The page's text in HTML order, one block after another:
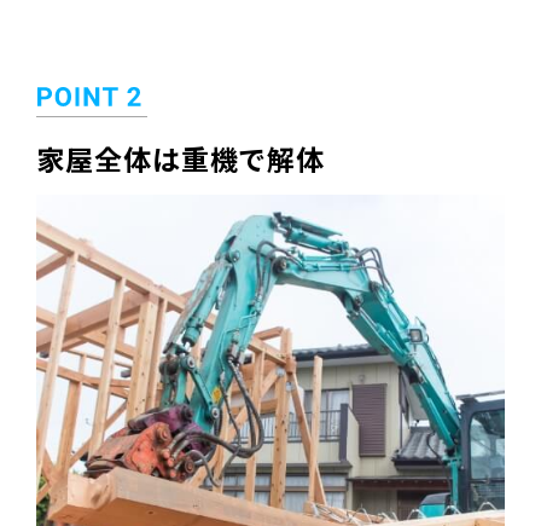
家屋全体は重機で解体
鉄骨造解体工法の一例
鉄骨切断カッター工法 ガス切断工法